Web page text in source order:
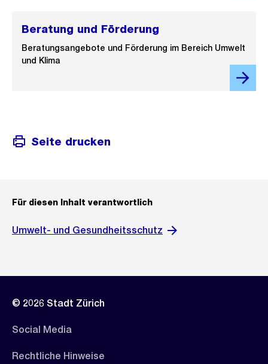
Beratung und Förderung
Beratungsangebote und Förderung im Bereich Umwelt
und Klima
Seite drucken
Für diesen Inhalt verantwortlich
Umwelt- und Gesundheitsschutz
© 2026 Stadt Zürich
Social Media
Rechtliche Hinweise